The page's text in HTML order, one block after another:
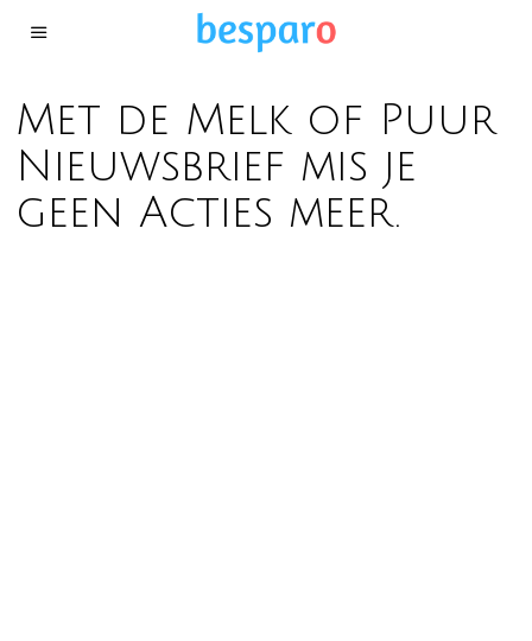
Met de Melk of Puur
Nieuwsbrief mis je
geen Acties meer.